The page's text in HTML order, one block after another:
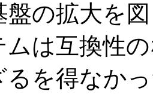
盤の拡大を
ムは互換性
るを得なか